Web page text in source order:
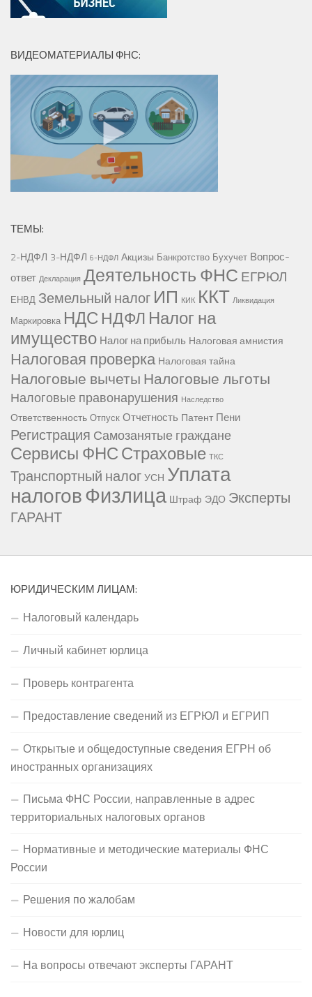
ВИДЕОМАТЕРИАЛЫ ФНС:
ТЕМЫ:
2-НДФЛ 3-НДФЛ 6-НДФЛ Акцизы Банкротство Бухучет Вопрос-
ответ Декларация Деятельность ФНС ЕГРЮЛ
ЕНВД Земельный налог ИП КИК ККТ Ликвидация
Маркировка НДС НДФЛ Налог на
имущество Налог на прибыль Налоговая амнистия
Налоговая проверка Налоговая тайна
Налоговые вычетыНалоговые льготы
Налоговые правонарушения Наследство
Ответственность Отпуск Отчетность Патент Пени
Регистрация Самозанятые граждане
Сервисы ФНССтраховые ТКС
Транспортный налогУСН Уплата
налоговФизлица Штраф ЭДО Эксперты
ГАРАНТ
ЮРИДИЧЕСКИМ ЛИЦАМ:
Налоговый календарь
Личный кабинет юрлица
Проверь контрагента
Предоставление сведений из ЕГРЮЛ и ЕГРИП
Открытые и общедоступные сведения ЕГРН об
иностранных организациях
Письма ФНС России, направленные в адрес
территориальных налоговых органов
Нормативные и методические материалы ФНС
России
Решения по жалобам
Новости для юрлиц
На вопросы отвечают эксперты ГАРАНТ